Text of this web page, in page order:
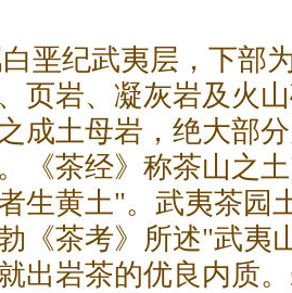
垩纪武夷层，下部
页岩、凝灰岩及火
成土母岩，绝大部
《茶经》称茶山之
生黄土"。武夷茶园
《茶考》所述"武夷
出岩茶的优良内质